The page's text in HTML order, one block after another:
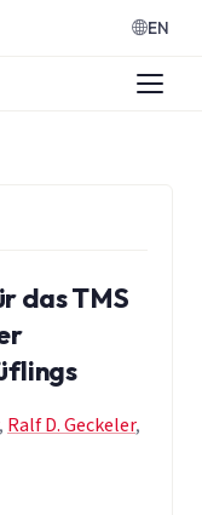
EN
das TMS
, Ralf D. Geckeler,